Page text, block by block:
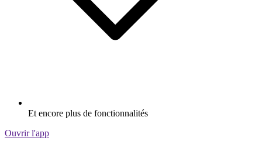
Et encore plus de fonctionnalités
Ouvrir l'app